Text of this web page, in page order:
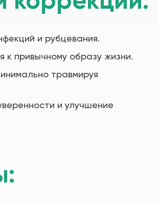
и рубцевания.
к привычному образу жизни.
травмируя
и улучшение